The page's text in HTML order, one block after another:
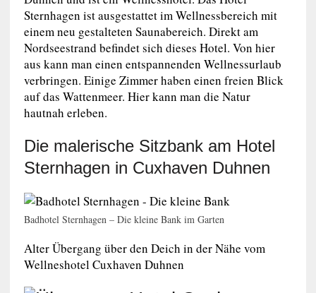
Sternhagen ist ausgestattet im Wellnessbereich mit
einem neu gestalteten Saunabereich. Direkt am
Nordseestrand befindet sich dieses Hotel. Von hier
aus kann man einen entspannenden Wellnessurlaub
verbringen. Einige Zimmer haben einen freien Blick
auf das Wattenmeer. Hier kann man die Natur
hautnah erleben.
Die malerische Sitzbank am Hotel
Sternhagen in Cuxhaven Duhnen
Badhotel Sternhagen – Die kleine Bank im Garten
Alter Übergang über den Deich in der Nähe vom
Wellneshotel Cuxhaven Duhnen